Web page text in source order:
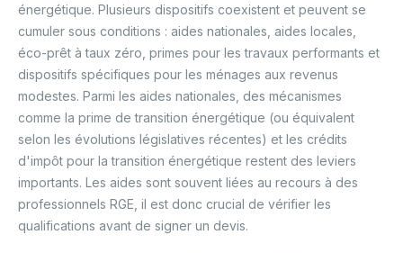
énergétique. Plusieurs dispositifs coexistent et peuvent se
cumuler sous conditions : aides nationales, aides locales,
éco-prêt à taux zéro, primes pour les travaux performants et
dispositifs spécifiques pour les ménages aux revenus
modestes. Parmi les aides nationales, des mécanismes
comme la prime de transition énergétique (ou équivalent
selon les évolutions législatives récentes) et les crédits
d'impôt pour la transition énergétique restent des leviers
importants. Les aides sont souvent liées au recours à des
professionnels RGE, il est donc crucial de vérifier les
qualifications avant de signer un devis.